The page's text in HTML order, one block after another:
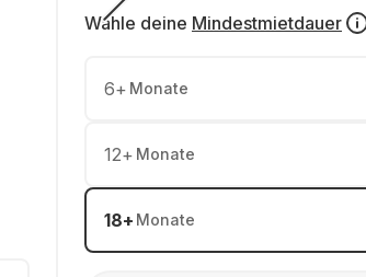
Wähle deine Mindestmietdauer
6+ Monate
12+ Monate
18+ Monate